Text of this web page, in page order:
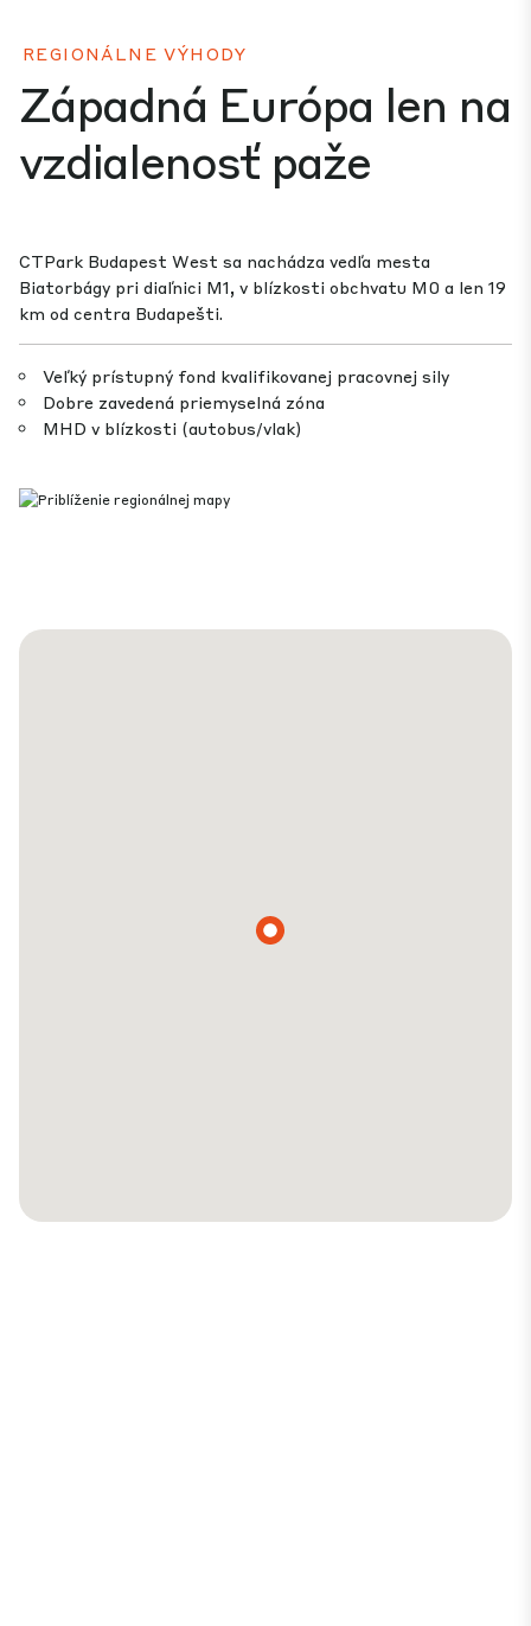
REGIONÁLNE VÝHODY
Západná Európa len na
vzdialenosť paže
CTPark Budapest West sa nachádza vedľa mesta
Biatorbágy pri diaľnici M1, v blízkosti obchvatu M0 a len 19
km od centra Budapešti.
Veľký prístupný fond kvalifikovanej pracovnej sily
Dobre zavedená priemyselná zóna
MHD v blízkosti (autobus/vlak)